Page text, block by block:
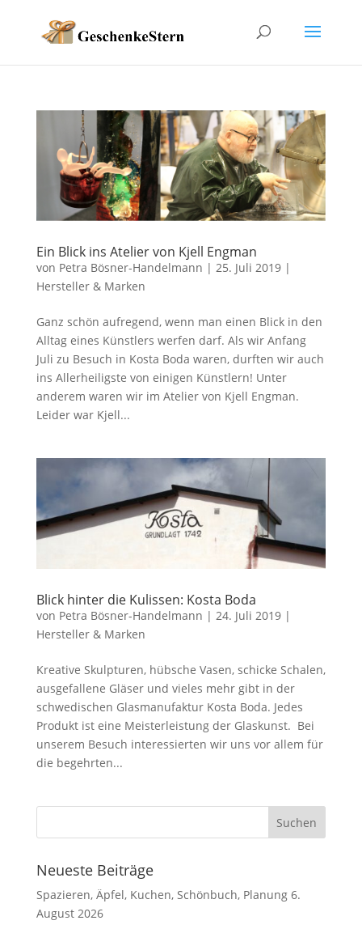
Ein Blick ins Atelier von Kjell Engman
von Petra Bösner-Handelmann | 25. Juli 2019|
Hersteller & Marken
Ganz schön aufregend, wenn man einen Blick in den
Alltag eines Künstlers werfen darf. Als wir Anfang
Juli zu Besuch in Kosta Boda waren, durften wir auch
ins Allerheiligste von einigen Künstlern! Unter
anderem waren wir im Atelier von Kjell Engman.
Leider war Kjell...
Blick hinter die Kulissen: Kosta Boda
von Petra Bösner-Handelmann | 24. Juli 2019|
Hersteller & Marken
Kreative Skulpturen, hübsche Vasen, schicke Schalen,
ausgefallene Gläser und vieles mehr gibt in der
schwedischen Glasmanufaktur Kosta Boda. Jedes
Produkt ist eine Meisterleistung der Glaskunst. Bei
unserem Besuch interessierten wir uns vor allem für
die begehrten...
Neueste Beiträge
Spazieren, Äpfel, Kuchen, Schönbuch, Planung 6.
August 2026